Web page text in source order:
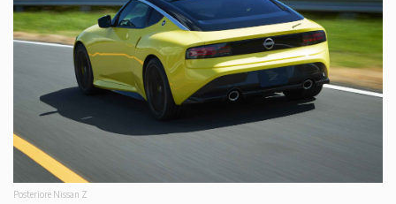
Posteriore Nissan Z